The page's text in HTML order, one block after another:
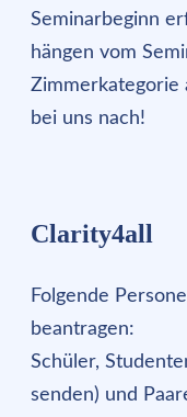
Seminarbeginn
hängen vom
Zimmerkategorie
bei uns nach!
Clarity4all
Folgende
beantragen:
Schüler,
senden) und